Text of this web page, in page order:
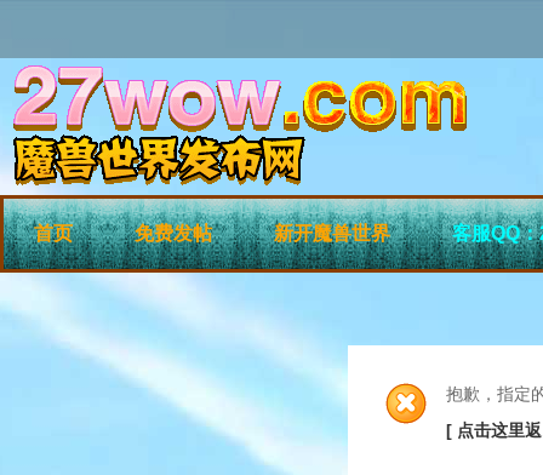
首页 免费发帖 新开魔兽世界 客服QQ
抱歉，指定
[ 点击这里